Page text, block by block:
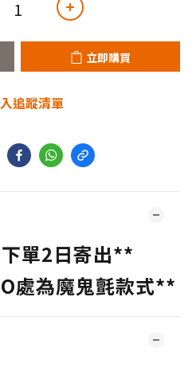
立即購買
追蹤清單
單2日寄出**
處為魔鬼氈款式**